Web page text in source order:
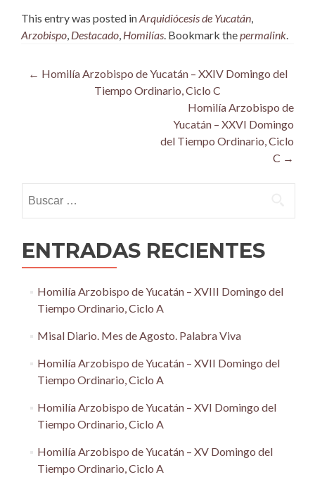
This entry was posted inArquidiócesis de Yucatán,
Arzobispo, Destacado, Homilías. Bookmark thepermalink.
Post
navigation
← Homilía Arzobispo de Yucatán – XXIV Domingo del
Tiempo Ordinario, Ciclo C
Homilía Arzobispo de
Yucatán – XXVI Domingo
del Tiempo Ordinario, Ciclo
C →
ENTRADAS RECIENTES
Homilía Arzobispo de Yucatán – XVIII Domingo del
Tiempo Ordinario, Ciclo A
Misal Diario. Mes de Agosto. Palabra Viva
Homilía Arzobispo de Yucatán – XVII Domingo del
Tiempo Ordinario, Ciclo A
Homilía Arzobispo de Yucatán – XVI Domingo del
Tiempo Ordinario, Ciclo A
Homilía Arzobispo de Yucatán – XV Domingo del
Tiempo Ordinario, Ciclo A